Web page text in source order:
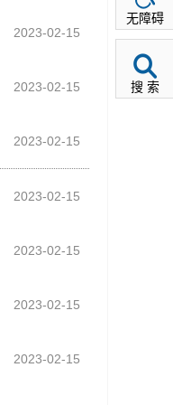
2023-02-15
2023-02-15
2023-02-15
2023-02-15
2023-02-15
2023-02-15
2023-02-15
无障碍
搜 索